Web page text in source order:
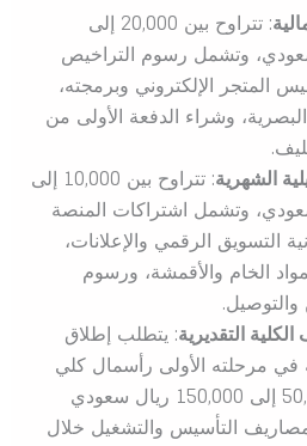
: تتراوح بين 20,000 إلى
سعودي، وتشمل رسوم التراخيص
المتجر الإلكتروني وبرمجته،
وشراء الدفعة الأولى من
الشهرية
: تتراوح بين 10,000 إلى
سعودي، وتشمل اشتراكات المنصة
التسويق الرقمي والإعلانات،
الخام والأقمشة، ورسوم
التقديرية: يتطلب إطلاق
في مرحلته الأولى رأسمال كلي
يتراوح بين 50,000 إلى 150,000 ريال سعودي
التأسيس والتشغيل خلال